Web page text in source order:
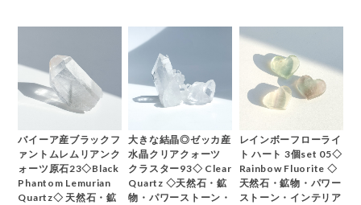
バイーア産ブラックフ
ァントムレムリアンク
ォーツ原石23◇Black
Phantom Lemurian
Quartz◇ 天然石・鉱
大きな結晶◎ゼッカ産
水晶クリアクォーツ
クラスター93◇ Clear
Quartz ◇天然石・鉱
物・パワーストーン・
レインボーフローライ
ト ハート 3個set 05◇
Rainbow Fluorite ◇
天然石・鉱物・パワー
ストーン・インテリア